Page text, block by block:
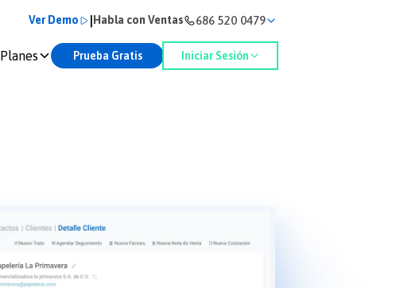
Planes Prueba Gratis Iniciar Sesión
Ver Demo Habla con Ventas 686 520 0479